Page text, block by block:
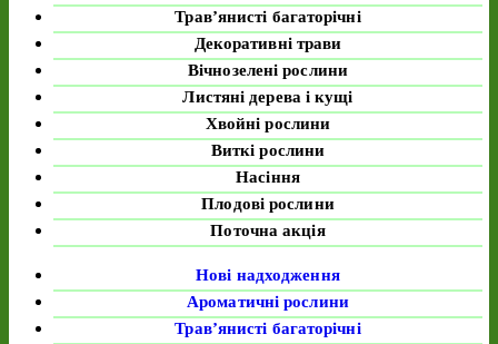
Трав’янисті багаторічні
Декоративні трави
Вічнозелені рослини
Листяні дерева і кущі
Хвойні рослини
Виткі рослини
Насіння
Плодові рослини
Поточна акція
Нові надходження
Ароматичні рослини
Трав’янисті багаторічні